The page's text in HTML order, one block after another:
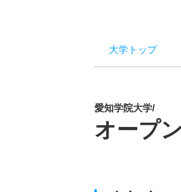
大学トップ
愛知学院大学/
オープ